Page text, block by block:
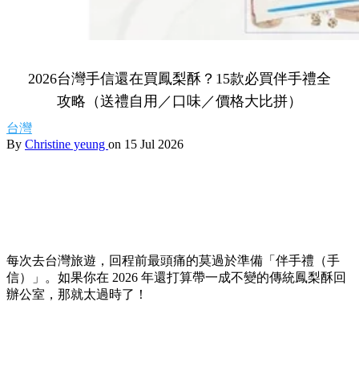
2026台灣手信還在買鳳梨酥？15款必買伴手禮全
攻略（送禮自用／口味／價格大比拼）
台灣
By Christine yeung on 15 Jul 2026
每次去台灣旅遊，回程前最頭痛的莫過於準備「伴手禮（手
信）」。如果你在 2026 年還打算帶一成不變的傳統鳳梨酥回
辦公室，那就太過時了！